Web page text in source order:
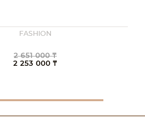
FASHION
2 651 000 ₸
2 253 000 ₸